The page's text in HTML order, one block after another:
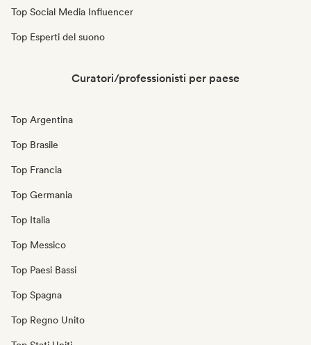
Top Social Media Influencer
Top Esperti del suono
Curatori/professionisti per paese
Top Argentina
Top Brasile
Top Francia
Top Germania
Top Italia
Top Messico
Top Paesi Bassi
Top Spagna
Top Regno Unito